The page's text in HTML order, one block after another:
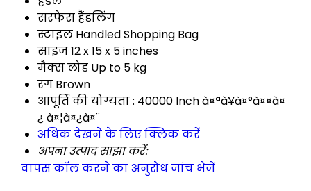
सरफेस हैंडलिंग
स्टाइल Handled Shopping Bag
साइज12 x 15 x 5 inches
मैक्स लोड Up to 5 kg
रंग Brown
आपूर्ति की योग्यता : 40000 Inch à¤ªà¥à¤°à¤¤à¤
¿ à¤¦à¤¿à¤¨
अधिक देखने के लिए क्लिक करें
अपना उत्पाद साझा करें:
वापस कॉल करने का अनुरोधजांच भेजें